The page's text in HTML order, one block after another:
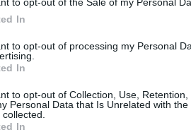
In
to opt-out of processing my Personal
In
to opt-out of Collection, Use,
Personal Data that Is Unrelated with
In